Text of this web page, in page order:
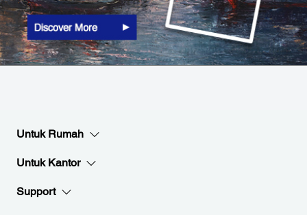
Untuk Rumah
Untuk Kantor
Support